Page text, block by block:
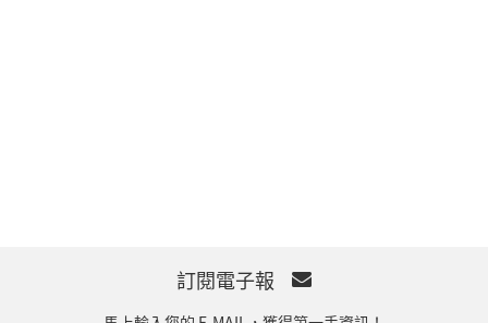
訂閱電子報